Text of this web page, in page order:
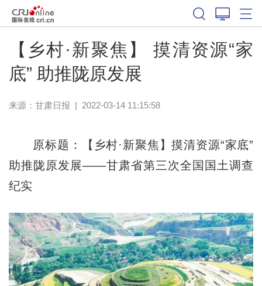
【乡村·新聚焦】 摸清资源“家
底” 助推陇原发展
来源： 甘肃日报 | 2022-03-14 11:15:58
原标题：【乡村·新聚焦】摸清资源“家底”
助推陇原发展——甘肃省第三次全国国土调查
纪实